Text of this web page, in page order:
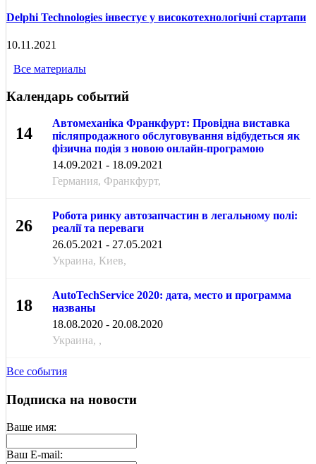
Delphi Technologies інвестує у високотехнологічні стартапи
10.11.2021
Все материалы
Календарь событий
14
Автомеханіка Франкфурт: Провідна виставка
післяпродажного обслуговування відбудеться як
фізична подія з новою онлайн-програмою
14.09.2021 - 18.09.2021
Германия, Франкфурт,
26
Робота ринку автозапчастин в легальному полі:
реалії та переваги
26.05.2021 - 27.05.2021
Украина, Киев,
18
AutoTechService 2020: дата, место и программа
названы
18.08.2020 - 20.08.2020
Украина, ,
Все события
Подписка на новости
Ваше имя:
Ваш E-mail: